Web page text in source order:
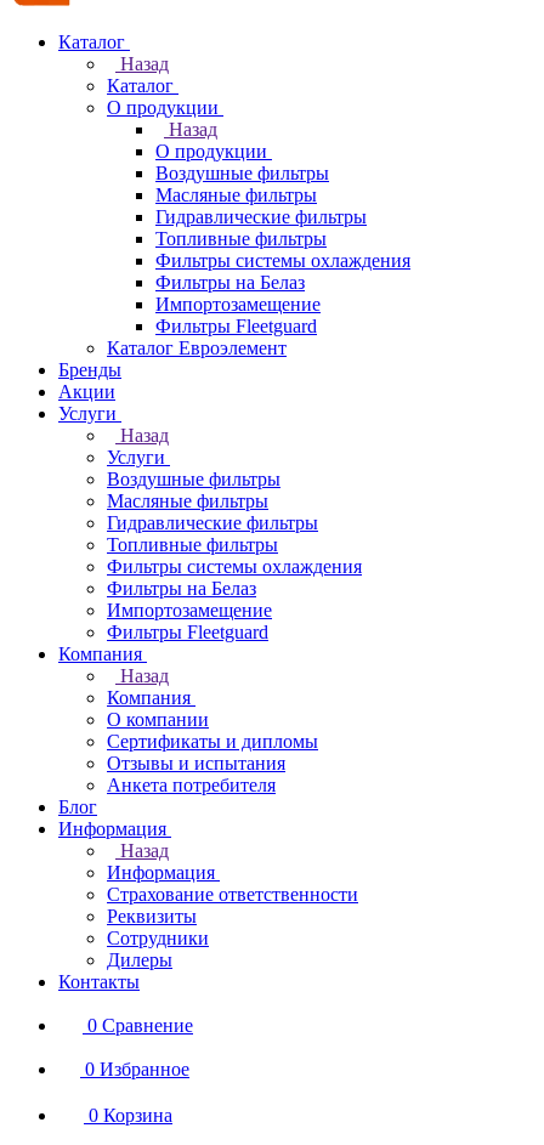
Каталог
Назад
Каталог
О продукции
Назад
О продукции
Воздушные фильтры
Масляные фильтры
Гидравлические фильтры
Топливные фильтры
Фильтры системы охлаждения
Фильтры на Белаз
Импортозамещение
Фильтры Fleetguard
Каталог Евроэлемент
Бренды
Акции
Услуги
Назад
Услуги
Воздушные фильтры
Масляные фильтры
Гидравлические фильтры
Топливные фильтры
Фильтры системы охлаждения
Фильтры на Белаз
Импортозамещение
Фильтры Fleetguard
Компания
Назад
Компания
О компании
Сертификаты и дипломы
Отзывы и испытания
Анкета потребителя
Блог
Информация
Назад
Информация
Страхование ответственности
Реквизиты
Сотрудники
Дилеры
Контакты
0 Сравнение
0 Избранное
0 Корзина